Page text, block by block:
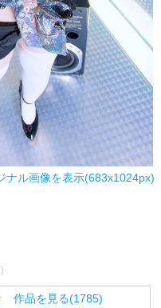
ナル画像を表示(683x1024px)
作品を見る(1785)